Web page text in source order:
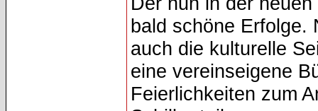
bald schöne Erfolge.
auch die kulturelle
eine vereinseigene
Feierlichkeiten zum